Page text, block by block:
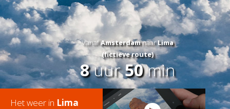
VanafAmsterdamnaarLima
(fictieve route)
8uur50min
Het weer in Lima